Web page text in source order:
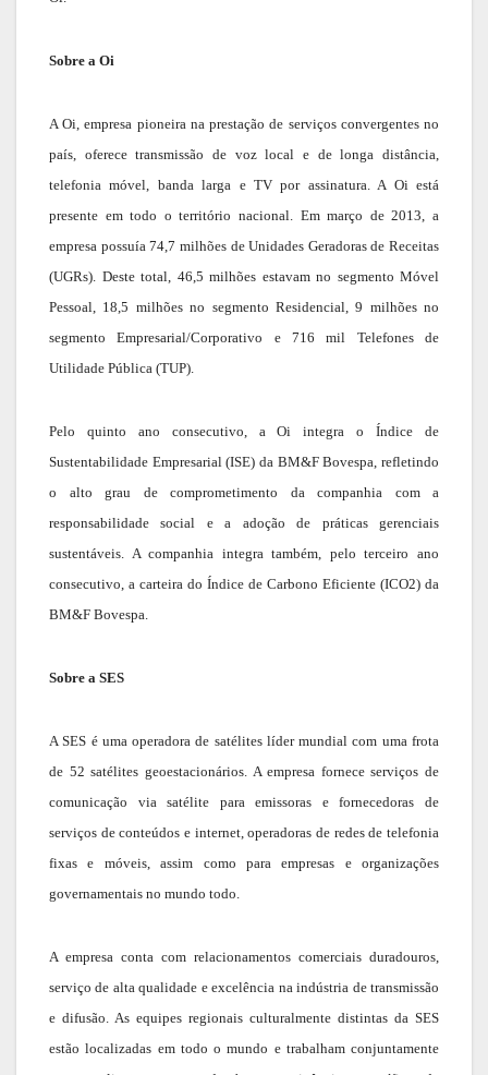
Sobre a Oi
A Oi, empresa pioneira na prestação de serviços convergentes no
país, oferece transmissão de voz local e de longa distância,
telefonia móvel, banda larga e TV por assinatura. A Oi está
presente em todo o território nacional. Em março de 2013, a
empresa possuía 74,7 milhões de Unidades Geradoras de Receitas
(UGRs). Deste total, 46,5 milhões estavam no segmento Móvel
Pessoal, 18,5 milhões no segmento Residencial, 9 milhões no
segmento Empresarial/Corporativo e 716 mil Telefones de
Utilidade Pública (TUP).
Pelo quinto ano consecutivo, a Oi integra o Índice de
Sustentabilidade Empresarial (ISE) da BM&F Bovespa, refletindo
o alto grau de comprometimento da companhia com a
responsabilidade social e a adoção de práticas gerenciais
sustentáveis. A companhia integra também, pelo terceiro ano
consecutivo, a carteira do Índice de Carbono Eficiente (ICO2) da
BM&F Bovespa.
Sobre a SES
A SES é uma operadora de satélites líder mundial com uma frota
de 52 satélites geoestacionários. A empresa fornece serviços de
comunicação via satélite para emissoras e fornecedoras de
serviços de conteúdos e internet, operadoras de redes de telefonia
fixas e móveis, assim como para empresas e organizações
governamentais no mundo todo.
A empresa conta com relacionamentos comerciais duradouros,
serviço de alta qualidade e excelência na indústria de transmissão
e difusão. As equipes regionais culturalmente distintas da SES
estão localizadas em todo o mundo e trabalham conjuntamente